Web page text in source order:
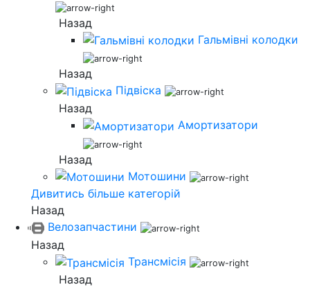
Назад
Гальмівні колодки
Назад
Підвіска
Назад
Амортизатори
Назад
Мотошини
Дивитись більше категорій
Назад
Велозапчастини
Назад
Трансмісія
Назад